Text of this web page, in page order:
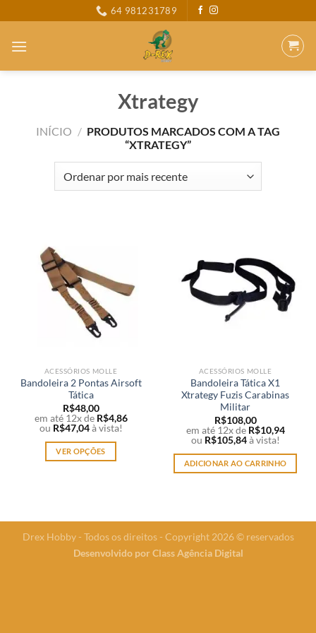
to
content
64 981231789
Xtrategy
INÍCIO / PRODUTOS MARCADOS COM A TAG
“XTRATEGY”
ACESSÓRIOS MOLLE
Bandoleira 2 Pontas Airsoft
Tática
R$48,00
em até 12x de R$4,86
ou R$47,04 à vista!
VER OPÇÕES
As
opções
ACESSÓRIOS MOLLE
Bandoleira Tática X1
Xtrategy Fuzis Carabinas
Militar
R$108,00
em até 12x de R$10,94
ou R$105,84 à vista!
ADICIONAR AO CARRINHO
Drex Hobby - Todos os direitos - Copyright 2026 © reservados
Desenvolvido porClass Agência Digital